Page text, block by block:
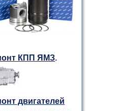
КПП ЯМЗ.
двигателей